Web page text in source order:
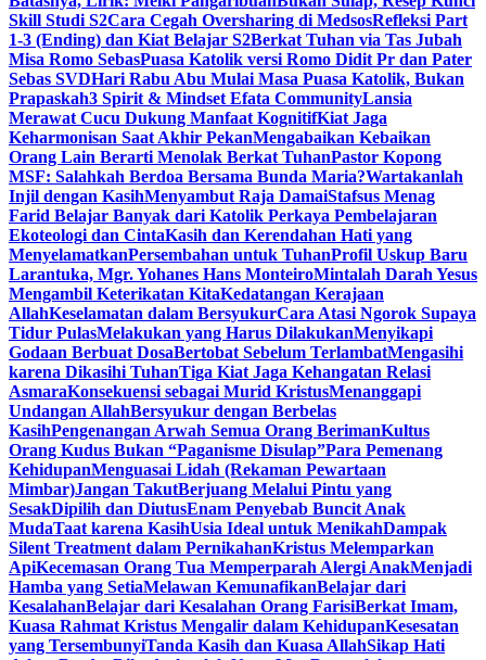
Skill Studi S2Cara Cegah Oversharing di MedsosRefleksi Part
1-3 (Ending) dan Kiat Belajar S2Berkat Tuhan via Tas Jubah
Misa Romo SebasPuasa Katolik versi Romo Didit Pr dan Pater
Sebas SVDHari Rabu Abu Mulai Masa Puasa Katolik, Bukan
Prapaskah3 Spirit & Mindset Efata CommunityLansia
Merawat Cucu Dukung Manfaat KognitifKiat Jaga
Keharmonisan Saat Akhir PekanMengabaikan Kebaikan
Orang Lain Berarti Menolak Berkat TuhanPastor Kopong
MSF: Salahkah Berdoa Bersama Bunda Maria?Wartakanlah
Injil dengan KasihMenyambut Raja DamaiStafsus Menag
Farid Belajar Banyak dari Katolik Perkaya Pembelajaran
Ekoteologi dan CintaKasih dan Kerendahan Hati yang
MenyelamatkanPersembahan untuk TuhanProfil Uskup Baru
Larantuka, Mgr. Yohanes Hans MonteiroMintalah Darah Yesus
Mengambil Keterikatan KitaKedatangan Kerajaan
AllahKeselamatan dalam BersyukurCara Atasi Ngorok Supaya
Tidur PulasMelakukan yang Harus DilakukanMenyikapi
Godaan Berbuat DosaBertobat Sebelum TerlambatMengasihi
karena Dikasihi TuhanTiga Kiat Jaga Kehangatan Relasi
AsmaraKonsekuensi sebagai Murid KristusMenanggapi
Undangan AllahBersyukur dengan Berbelas
KasihPengenangan Arwah Semua Orang BerimanKultus
Orang Kudus Bukan “Paganisme Disulap”Para Pemenang
KehidupanMenguasai Lidah (Rekaman Pewartaan
Mimbar)Jangan TakutBerjuang Melalui Pintu yang
SesakDipilih dan DiutusEnam Penyebab Buncit Anak
MudaTaat karena KasihUsia Ideal untuk MenikahDampak
Silent Treatment dalam PernikahanKristus Melemparkan
ApiKecemasan Orang Tua Memperparah Alergi AnakMenjadi
Hamba yang SetiaMelawan KemunafikanBelajar dari
KesalahanBelajar dari Kesalahan Orang FarisiBerkat Imam,
Kuasa Rahmat Kristus Mengalir dalam KehidupanKesesatan
yang TersembunyiTanda Kasih dan Kuasa AllahSikap Hati